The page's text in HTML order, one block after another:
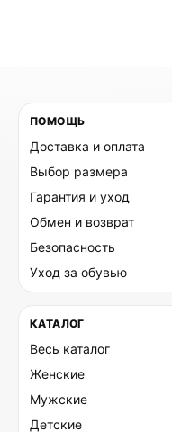
ПОМОЩЬ
Доставка и оплата
Выбор размера
Гарантия и уход
Обмен и возврат
Безопасность
Уход за обувью
КАТАЛОГ
Весь каталог
Женские
Мужские
Детские